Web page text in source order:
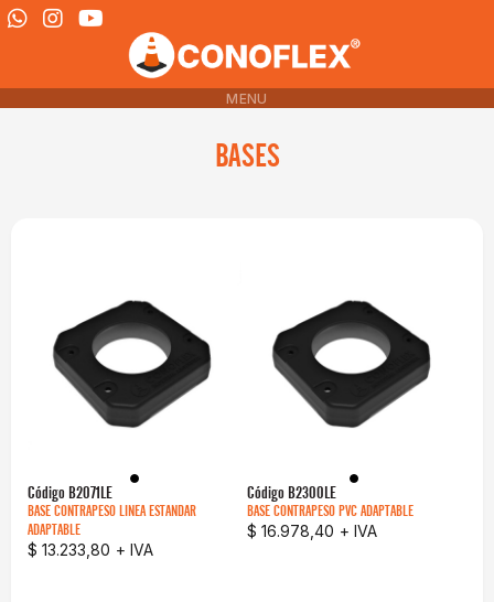
MENU
BASES
Código B2071LE
BASE CONTRAPESO LINEA ESTANDAR
ADAPTABLE
$ 13.233,80 + IVA
Código B2300LE
BASE CONTRAPESO PVC ADAPTABLE
$ 16.978,40 + IVA